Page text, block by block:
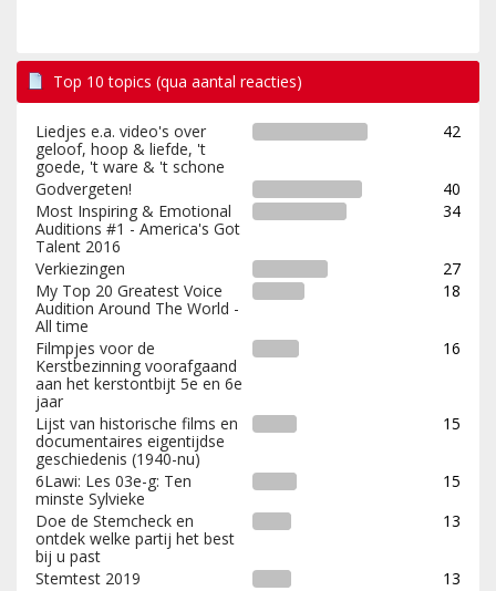
Top 10 topics (qua aantal reacties)
Liedjes e.a. video's over
geloof, hoop & liefde, 't
goede, 't ware & 't schone
42
Godvergeten!
40
Most Inspiring & Emotional
Auditions #1 - America's Got
Talent 2016
34
Verkiezingen
27
My Top 20 Greatest Voice
Audition Around The World -
All time
18
Filmpjes voor de
Kerstbezinning voorafgaand
aan het kerstontbijt 5e en 6e
jaar
16
Lijst van historische films en
documentaires eigentijdse
geschiedenis (1940-nu)
15
6Lawi: Les 03e-g: Ten
minste Sylvieke
15
Doe de Stemcheck en
ontdek welke partij het best
bij u past
13
Stemtest 2019 13